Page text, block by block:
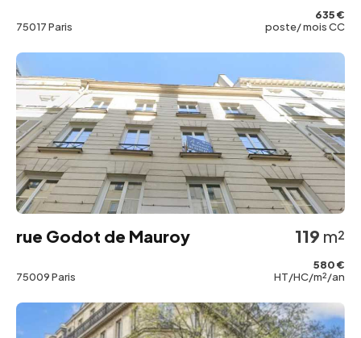
75017 Paris
635 €
poste/ mois CC
rue Godot de Mauroy
75009 Paris
119 m²
580 €
HT/HC/m²/an